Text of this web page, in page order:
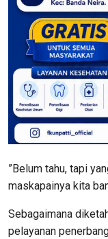
”Belum tahu, tapi
maskapainya kita
Sebagaimana
pelayanan